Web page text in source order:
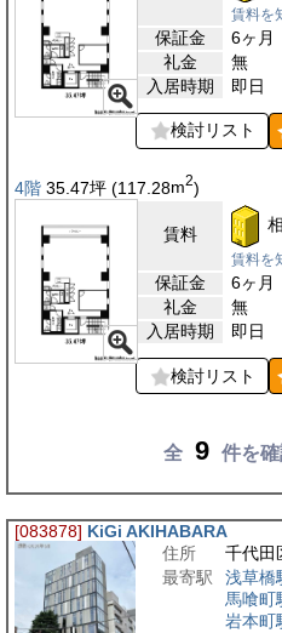
賃料を
保証金
6ヶ月
礼金
無
入居時期
即日
検討リスト
4階 35.47坪 (117.28m2)
賃料
賃料を
保証金
6ヶ月
礼金
無
入居時期
即日
検討リスト
全 9 件を
[083878] KiGi AKIHABARA
住所
千代田
最寄駅
浅草橋
馬喰町
岩本町